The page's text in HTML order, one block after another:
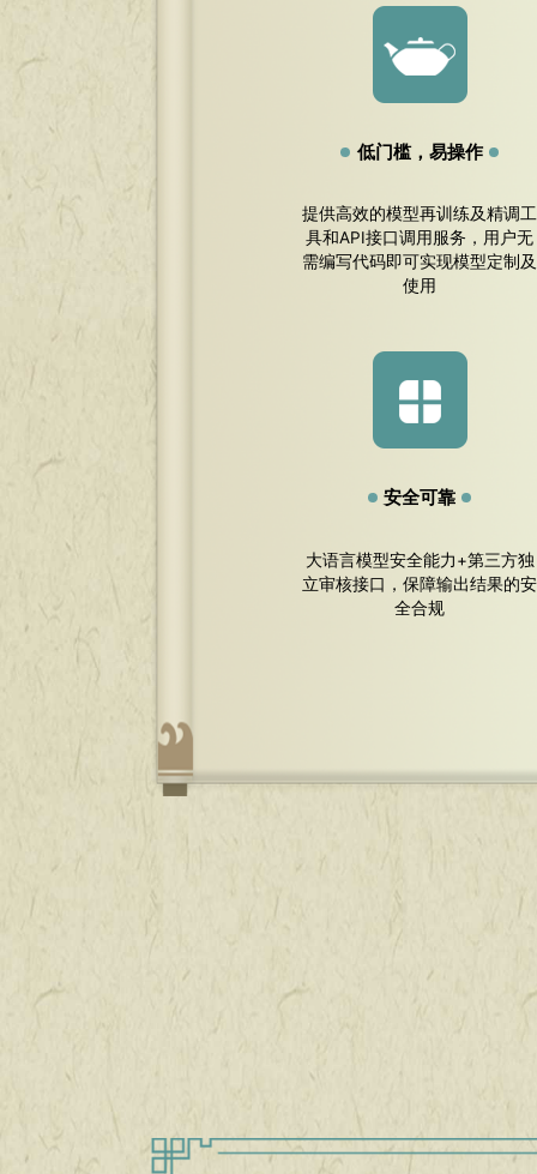
低门槛，易操作
提供高效的模型再训练及精调工
具和API接口调用服务，用户无
需编写代码即可实现模型定制及
使用
安全可靠
大语言模型安全能力+第三方独
立审核接口，保障输出结果的安
全合规